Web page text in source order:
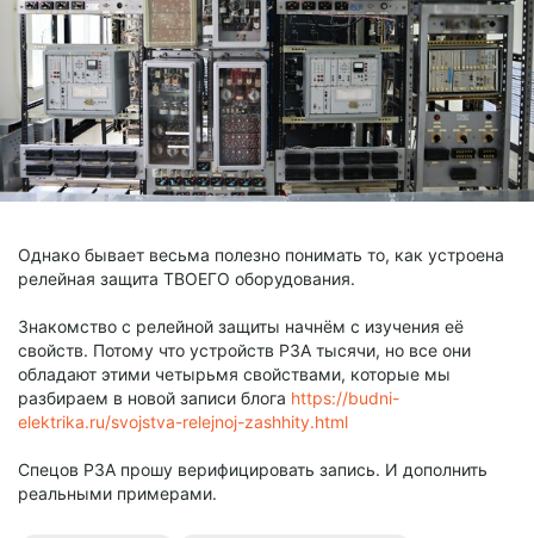
Однако бывает весьма полезно понимать то, как устроена
релейная защита ТВОЕГО оборудования.
Знакомство с релейной защиты начнём с изучения её
свойств. Потому что устройств РЗА тысячи, но все они
обладают этими четырьмя свойствами, которые мы
разбираем в новой записи блога https://budni-
elektrika.ru/svojstva-relejnoj-zashhity.html
Спецов РЗА прошу верифицировать запись. И дополнить
реальными примерами.